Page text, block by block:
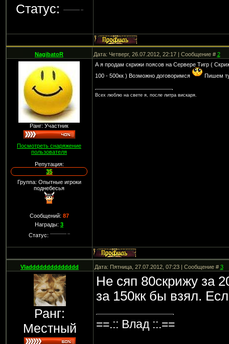
Статус:
NagibatoR Дата: Четверг, 26.07.2012, 22:17 | Сообщение #2
Ранг: Участник
Посмотреть снаряжение
пользователя
Репутация:
35
Группа: Опытные игроки
поднебесья
Сообщений: 87
Награды: 3
Статус:
А я продам скрижи поясов на Сервере Тигр (
100 - 500кк ) Возможно договоримся
Пишем
Всех люблю на свете я, после литра вискаря.
Vladddddddddddddd Дата: Пятница, 27.07.2012, 07:23 | Сообщение #3
Ранг:
Местный
Не сяп 80скрижу за
за 150кк бы взял.
==.:: Влад ::.==